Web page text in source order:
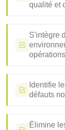
qualité et
S'intègre
opérations
Identifie
défauts
Élimine